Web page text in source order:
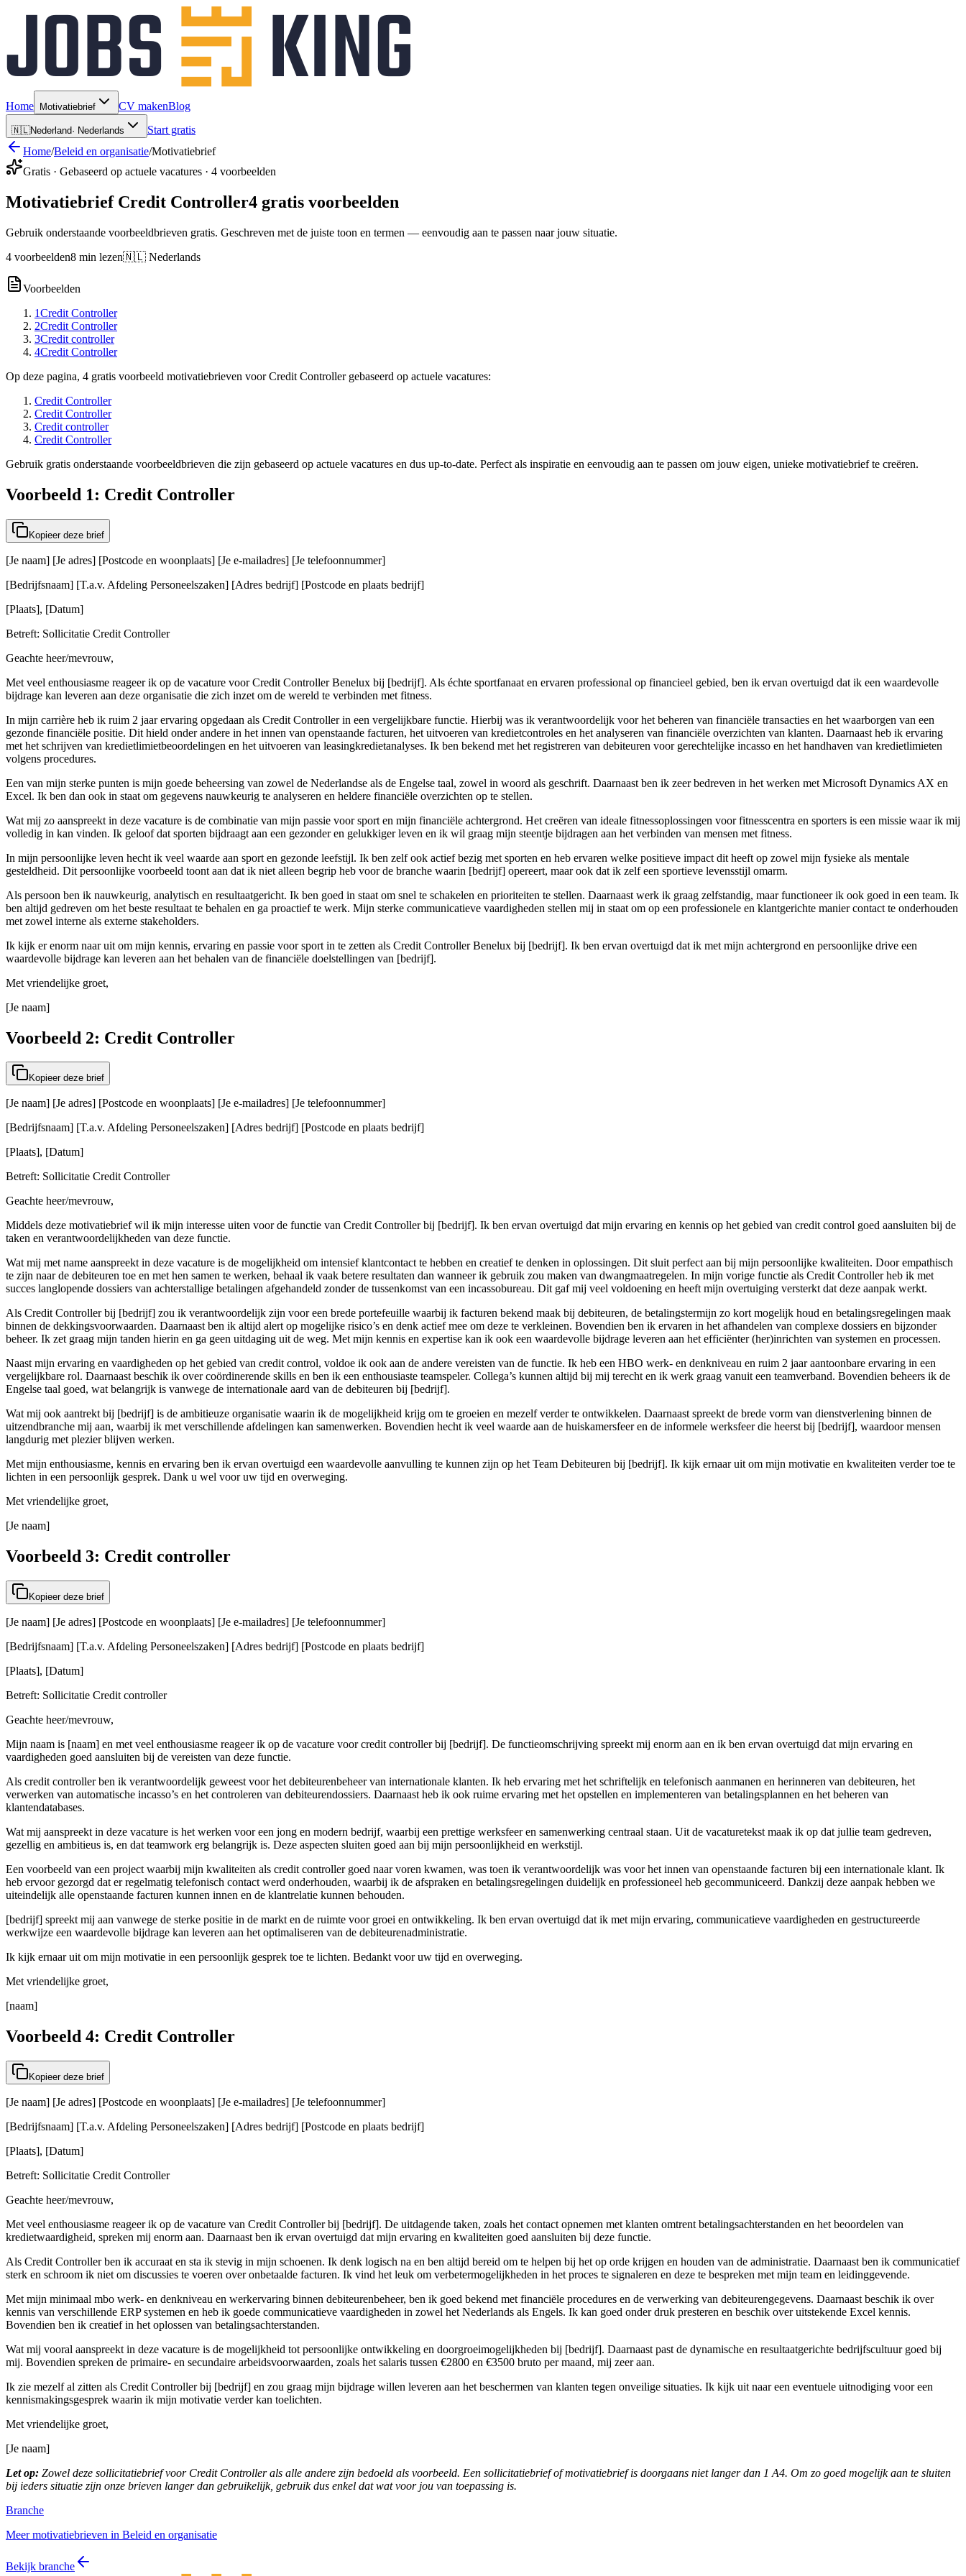
Home Motivatiebrief CV makenBlog
🇳🇱Nederland· Nederlands
Start gratis
Home/Beleid en organisatie/Motivatiebrief
Gratis · Gebaseerd op actuele vacatures · 4 voorbeelden
Motivatiebrief Credit Controller4 gratis voorbeelden
Gebruik onderstaande voorbeeldbrieven gratis. Geschreven met de juiste toon en termen — eenvoudig aan te passen naar jouw situatie.
4 voorbeelden8 min lezen🇳🇱 Nederlands
Voorbeelden
1Credit Controller
2Credit Controller
3Credit controller
4Credit Controller
Op deze pagina, 4 gratis voorbeeld motivatiebrieven voor Credit Controller gebaseerd op actuele vacatures:
Credit Controller
Credit Controller
Credit controller
Credit Controller
Gebruik gratis onderstaande voorbeeldbrieven die zijn gebaseerd op actuele vacatures en dus up-to-date. Perfect als inspiratie en eenvoudig aan te passen om jouw eigen, unieke motivatiebrief te creëren.
Voorbeeld 1: Credit Controller
Kopieer deze brief
[Je naam] [Je adres] [Postcode en woonplaats] [Je e-mailadres] [Je telefoonnummer]
[Bedrijfsnaam] [T.a.v. Afdeling Personeelszaken] [Adres bedrijf] [Postcode en plaats bedrijf]
[Plaats], [Datum]
Betreft: Sollicitatie Credit Controller
Geachte heer/mevrouw,
Met veel enthousiasme reageer ik op de vacature voor Credit Controller Benelux bij [bedrijf]. Als échte sportfanaat en ervaren professional op financieel gebied, ben ik ervan overtuigd dat ik een waardevolle
bijdrage kan leveren aan deze organisatie die zich inzet om de wereld te verbinden met fitness.
In mijn carrière heb ik ruim 2 jaar ervaring opgedaan als Credit Controller in een vergelijkbare functie. Hierbij was ik verantwoordelijk voor het beheren van financiële transacties en het waarborgen van een
gezonde financiële positie. Dit hield onder andere in het innen van openstaande facturen, het uitvoeren van kredietcontroles en het analyseren van financiële overzichten van klanten. Daarnaast heb ik ervaring
met het schrijven van kredietlimietbeoordelingen en het uitvoeren van leasingkredietanalyses. Ik ben bekend met het registreren van debiteuren voor gerechtelijke incasso en het handhaven van kredietlimieten
volgens procedures.
Een van mijn sterke punten is mijn goede beheersing van zowel de Nederlandse als de Engelse taal, zowel in woord als geschrift. Daarnaast ben ik zeer bedreven in het werken met Microsoft Dynamics AX en
Excel. Ik ben dan ook in staat om gegevens nauwkeurig te analyseren en heldere financiële overzichten op te stellen.
Wat mij zo aanspreekt in deze vacature is de combinatie van mijn passie voor sport en mijn financiële achtergrond. Het creëren van ideale fitnessoplossingen voor fitnesscentra en sporters is een missie waar ik mij
volledig in kan vinden. Ik geloof dat sporten bijdraagt aan een gezonder en gelukkiger leven en ik wil graag mijn steentje bijdragen aan het verbinden van mensen met fitness.
In mijn persoonlijke leven hecht ik veel waarde aan sport en gezonde leefstijl. Ik ben zelf ook actief bezig met sporten en heb ervaren welke positieve impact dit heeft op zowel mijn fysieke als mentale
gesteldheid. Dit persoonlijke voorbeeld toont aan dat ik niet alleen begrip heb voor de branche waarin [bedrijf] opereert, maar ook dat ik zelf een sportieve levensstijl omarm.
Als persoon ben ik nauwkeurig, analytisch en resultaatgericht. Ik ben goed in staat om snel te schakelen en prioriteiten te stellen. Daarnaast werk ik graag zelfstandig, maar functioneer ik ook goed in een team. Ik
ben altijd gedreven om het beste resultaat te behalen en ga proactief te werk. Mijn sterke communicatieve vaardigheden stellen mij in staat om op een professionele en klantgerichte manier contact te onderhouden
met zowel interne als externe stakeholders.
Ik kijk er enorm naar uit om mijn kennis, ervaring en passie voor sport in te zetten als Credit Controller Benelux bij [bedrijf]. Ik ben ervan overtuigd dat ik met mijn achtergrond en persoonlijke drive een
waardevolle bijdrage kan leveren aan het behalen van de financiële doelstellingen van [bedrijf].
Met vriendelijke groet,
[Je naam]
Voorbeeld 2: Credit Controller
Kopieer deze brief
[Je naam] [Je adres] [Postcode en woonplaats] [Je e-mailadres] [Je telefoonnummer]
[Bedrijfsnaam] [T.a.v. Afdeling Personeelszaken] [Adres bedrijf] [Postcode en plaats bedrijf]
[Plaats], [Datum]
Betreft: Sollicitatie Credit Controller
Geachte heer/mevrouw,
Middels deze motivatiebrief wil ik mijn interesse uiten voor de functie van Credit Controller bij [bedrijf]. Ik ben ervan overtuigd dat mijn ervaring en kennis op het gebied van credit control goed aansluiten bij de
taken en verantwoordelijkheden van deze functie.
Wat mij met name aanspreekt in deze vacature is de mogelijkheid om intensief klantcontact te hebben en creatief te denken in oplossingen. Dit sluit perfect aan bij mijn persoonlijke kwaliteiten. Door empathisch
te zijn naar de debiteuren toe en met hen samen te werken, behaal ik vaak betere resultaten dan wanneer ik gebruik zou maken van dwangmaatregelen. In mijn vorige functie als Credit Controller heb ik met
succes langlopende dossiers van achterstallige betalingen afgehandeld zonder de tussenkomst van een incassobureau. Dit gaf mij veel voldoening en heeft mijn overtuiging versterkt dat deze aanpak werkt.
Als Credit Controller bij [bedrijf] zou ik verantwoordelijk zijn voor een brede portefeuille waarbij ik facturen bekend maak bij debiteuren, de betalingstermijn zo kort mogelijk houd en betalingsregelingen maak
binnen de dekkingsvoorwaarden. Daarnaast ben ik altijd alert op mogelijke risico’s en denk actief mee om deze te verkleinen. Bovendien ben ik ervaren in het afhandelen van complexe dossiers en bijzonder
beheer. Ik zet graag mijn tanden hierin en ga geen uitdaging uit de weg. Met mijn kennis en expertise kan ik ook een waardevolle bijdrage leveren aan het efficiënter (her)inrichten van systemen en processen.
Naast mijn ervaring en vaardigheden op het gebied van credit control, voldoe ik ook aan de andere vereisten van de functie. Ik heb een HBO werk- en denkniveau en ruim 2 jaar aantoonbare ervaring in een
vergelijkbare rol. Daarnaast beschik ik over coördinerende skills en ben ik een enthousiaste teamspeler. Collega’s kunnen altijd bij mij terecht en ik werk graag vanuit een teamverband. Bovendien beheers ik de
Engelse taal goed, wat belangrijk is vanwege de internationale aard van de debiteuren bij [bedrijf].
Wat mij ook aantrekt bij [bedrijf] is de ambitieuze organisatie waarin ik de mogelijkheid krijg om te groeien en mezelf verder te ontwikkelen. Daarnaast spreekt de brede vorm van dienstverlening binnen de
uitzendbranche mij aan, waarbij ik met verschillende afdelingen kan samenwerken. Bovendien hecht ik veel waarde aan de huiskamersfeer en de informele werksfeer die heerst bij [bedrijf], waardoor mensen
langdurig met plezier blijven werken.
Met mijn enthousiasme, kennis en ervaring ben ik ervan overtuigd een waardevolle aanvulling te kunnen zijn op het Team Debiteuren bij [bedrijf]. Ik kijk ernaar uit om mijn motivatie en kwaliteiten verder toe te
lichten in een persoonlijk gesprek. Dank u wel voor uw tijd en overweging.
Met vriendelijke groet,
[Je naam]
Voorbeeld 3: Credit controller
Kopieer deze brief
[Je naam] [Je adres] [Postcode en woonplaats] [Je e-mailadres] [Je telefoonnummer]
[Bedrijfsnaam] [T.a.v. Afdeling Personeelszaken] [Adres bedrijf] [Postcode en plaats bedrijf]
[Plaats], [Datum]
Betreft: Sollicitatie Credit controller
Geachte heer/mevrouw,
Mijn naam is [naam] en met veel enthousiasme reageer ik op de vacature voor credit controller bij [bedrijf]. De functieomschrijving spreekt mij enorm aan en ik ben ervan overtuigd dat mijn ervaring en
vaardigheden goed aansluiten bij de vereisten van deze functie.
Als credit controller ben ik verantwoordelijk geweest voor het debiteurenbeheer van internationale klanten. Ik heb ervaring met het schriftelijk en telefonisch aanmanen en herinneren van debiteuren, het
verwerken van automatische incasso’s en het controleren van debiteurendossiers. Daarnaast heb ik ook ruime ervaring met het opstellen en implementeren van betalingsplannen en het beheren van
klantendatabases.
Wat mij aanspreekt in deze vacature is het werken voor een jong en modern bedrijf, waarbij een prettige werksfeer en samenwerking centraal staan. Uit de vacaturetekst maak ik op dat jullie team gedreven,
gezellig en ambitieus is, en dat teamwork erg belangrijk is. Deze aspecten sluiten goed aan bij mijn persoonlijkheid en werkstijl.
Een voorbeeld van een project waarbij mijn kwaliteiten als credit controller goed naar voren kwamen, was toen ik verantwoordelijk was voor het innen van openstaande facturen bij een internationale klant. Ik
heb ervoor gezorgd dat er regelmatig telefonisch contact werd onderhouden, waarbij ik de afspraken en betalingsregelingen duidelijk en professioneel heb gecommuniceerd. Dankzij deze aanpak hebben we
uiteindelijk alle openstaande facturen kunnen innen en de klantrelatie kunnen behouden.
[bedrijf] spreekt mij aan vanwege de sterke positie in de markt en de ruimte voor groei en ontwikkeling. Ik ben ervan overtuigd dat ik met mijn ervaring, communicatieve vaardigheden en gestructureerde
werkwijze een waardevolle bijdrage kan leveren aan het optimaliseren van de debiteurenadministratie.
Ik kijk ernaar uit om mijn motivatie in een persoonlijk gesprek toe te lichten. Bedankt voor uw tijd en overweging.
Met vriendelijke groet,
[naam]
Voorbeeld 4: Credit Controller
Kopieer deze brief
[Je naam] [Je adres] [Postcode en woonplaats] [Je e-mailadres] [Je telefoonnummer]
[Bedrijfsnaam] [T.a.v. Afdeling Personeelszaken] [Adres bedrijf] [Postcode en plaats bedrijf]
[Plaats], [Datum]
Betreft: Sollicitatie Credit Controller
Geachte heer/mevrouw,
Met veel enthousiasme reageer ik op de vacature van Credit Controller bij [bedrijf]. De uitdagende taken, zoals het contact opnemen met klanten omtrent betalingsachterstanden en het beoordelen van
kredietwaardigheid, spreken mij enorm aan. Daarnaast ben ik ervan overtuigd dat mijn ervaring en kwaliteiten goed aansluiten bij deze functie.
Als Credit Controller ben ik accuraat en sta ik stevig in mijn schoenen. Ik denk logisch na en ben altijd bereid om te helpen bij het op orde krijgen en houden van de administratie. Daarnaast ben ik communicatief
sterk en schroom ik niet om discussies te voeren over onbetaalde facturen. Ik vind het leuk om verbetermogelijkheden in het proces te signaleren en deze te bespreken met mijn team en leidinggevende.
Met mijn minimaal mbo werk- en denkniveau en werkervaring binnen debiteurenbeheer, ben ik goed bekend met financiële procedures en de verwerking van debiteurengegevens. Daarnaast beschik ik over
kennis van verschillende ERP systemen en heb ik goede communicatieve vaardigheden in zowel het Nederlands als Engels. Ik kan goed onder druk presteren en beschik over uitstekende Excel kennis.
Bovendien ben ik creatief in het oplossen van betalingsachterstanden.
Wat mij vooral aanspreekt in deze vacature is de mogelijkheid tot persoonlijke ontwikkeling en doorgroeimogelijkheden bij [bedrijf]. Daarnaast past de dynamische en resultaatgerichte bedrijfscultuur goed bij
mij. Bovendien spreken de primaire- en secundaire arbeidsvoorwaarden, zoals het salaris tussen €2800 en €3500 bruto per maand, mij zeer aan.
Ik zie mezelf al zitten als Credit Controller bij [bedrijf] en zou graag mijn bijdrage willen leveren aan het beschermen van klanten tegen onveilige situaties. Ik kijk uit naar een eventuele uitnodiging voor een
kennismakingsgesprek waarin ik mijn motivatie verder kan toelichten.
Met vriendelijke groet,
[Je naam]
Let op: Zowel deze sollicitatiebrief voor Credit Controller als alle andere zijn bedoeld als voorbeeld. Een sollicitatiebrief of motivatiebrief is doorgaans niet langer dan 1 A4. Om zo goed mogelijk aan te sluiten
bij ieders situatie zijn onze brieven langer dan gebruikelijk, gebruik dus enkel dat wat voor jou van toepassing is.
Branche
Meer motivatiebrieven in Beleid en organisatie
Bekijk branche